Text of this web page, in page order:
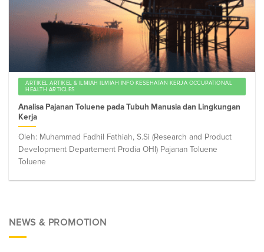
ARTIKEL ARTIKEL & ILMIAH ILMIAH INFO KESEHATAN KERJA OCCUPATIONAL
HEALTH ARTICLES
Analisa Pajanan Toluene pada Tubuh Manusia dan Lingkungan
Kerja
Oleh: Muhammad Fadhil Fathiah, S.Si (Research and Product
Development Departement Prodia OHI) Pajanan Toluene
Toluene
NEWS & PROMOTION